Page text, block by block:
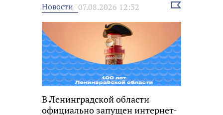
Новости 07.08.2026 12:32
Выбрать
В Ленинградской области
официально запущен интернет-